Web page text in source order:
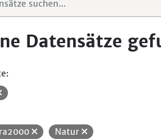
Datensätze
Natur